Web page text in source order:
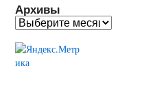
Архивы